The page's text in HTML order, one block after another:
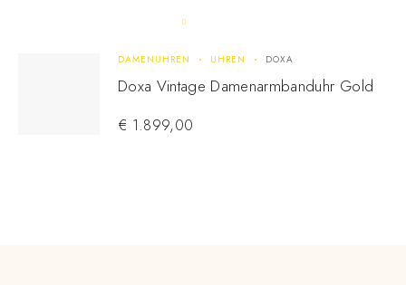
DAMENUHREN UHREN DOXA
Doxa Vintage Damenarmbanduhr Gold
€ 1.899,00